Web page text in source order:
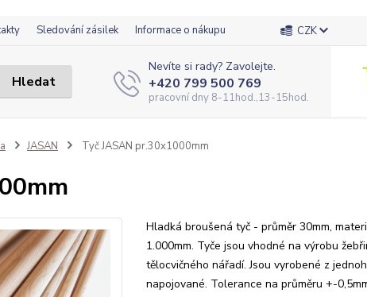
Sledování zásilek Informace o nákupu CZK
Hledat
Nevíte si rady? Zavolejte.
+420 799 500 769
pracovní dny 8-11hod.,13-15hod.
JASAN Tyč JASAN pr.30x1000mm
Hladká broušená tyč - průměr 30mm,
1.000mm. Tyče jsou vhodné na výrobu
tělocvičného nářadí. Jsou vyrobené z
napojované. Tolerance na průměru +-